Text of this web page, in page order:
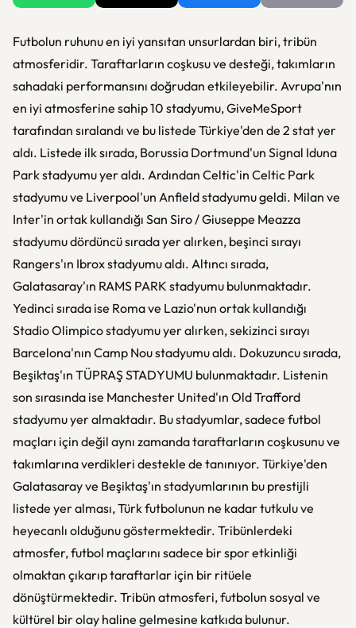
Futbolun ruhunu en iyi yansıtan unsurlardan biri, tribün
atmosferidir. Taraftarların coşkusu ve desteği, takımların
sahadaki performansını doğrudan etkileyebilir. Avrupa'nın
en iyi atmosferine sahip 10 stadyumu, GiveMeSport
tarafından sıralandı ve bu listede Türkiye'den de 2 stat yer
aldı. Listede ilk sırada, Borussia Dortmund'un Signal Iduna
Park stadyumu yer aldı. Ardından Celtic'in Celtic Park
stadyumu ve Liverpool'un Anfield stadyumu geldi. Milan ve
Inter'in ortak kullandığı San Siro / Giuseppe Meazza
stadyumu dördüncü sırada yer alırken, beşinci sırayı
Rangers'ın Ibrox stadyumu aldı. Altıncı sırada,
Galatasaray'ın RAMS PARK stadyumu bulunmaktadır.
Yedinci sırada ise Roma ve Lazio'nun ortak kullandığı
Stadio Olimpico stadyumu yer alırken, sekizinci sırayı
Barcelona'nın Camp Nou stadyumu aldı. Dokuzuncu sırada,
Beşiktaş'ın TÜPRAŞ STADYUMU bulunmaktadır. Listenin
son sırasında ise Manchester United'ın Old Trafford
stadyumu yer almaktadır. Bu stadyumlar, sadece futbol
maçları için değil aynı zamanda taraftarların coşkusunu ve
takımlarına verdikleri destekle de tanınıyor. Türkiye'den
Galatasaray ve Beşiktaş'ın stadyumlarının bu prestijli
listede yer alması, Türk futbolunun ne kadar tutkulu ve
heyecanlı olduğunu göstermektedir. Tribünlerdeki
atmosfer, futbol maçlarını sadece bir spor etkinliği
olmaktan çıkarıp taraftarlar için bir ritüele
dönüştürmektedir. Tribün atmosferi, futbolun sosyal ve
kültürel bir olay haline gelmesine katkıda bulunur.